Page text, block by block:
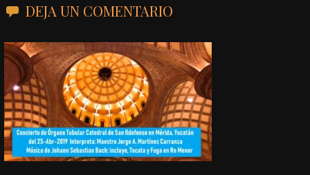
DEJA UN COMENTARIO